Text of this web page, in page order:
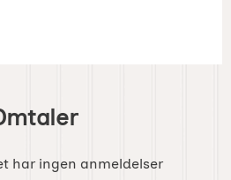
har ingen anmeldelser